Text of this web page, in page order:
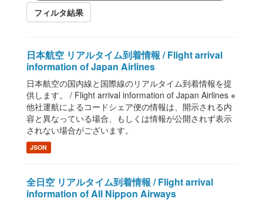
フィルタ結果
日本航空 リアルタイム到着情報 / Flight arrival
information of Japan Airlines
日本航空の国内線と国際線のリアルタイム到着情報を提
供します。 / Flight arrival information of Japan Airlines ※
他社運航によるコードシェア便の情報は、開示される内
容と異なっている場合、もしくは情報が公開されず表示
されない場合がございます。
JSON
全日空 リアルタイム到着情報 / Flight arrival
information of All Nippon Airways